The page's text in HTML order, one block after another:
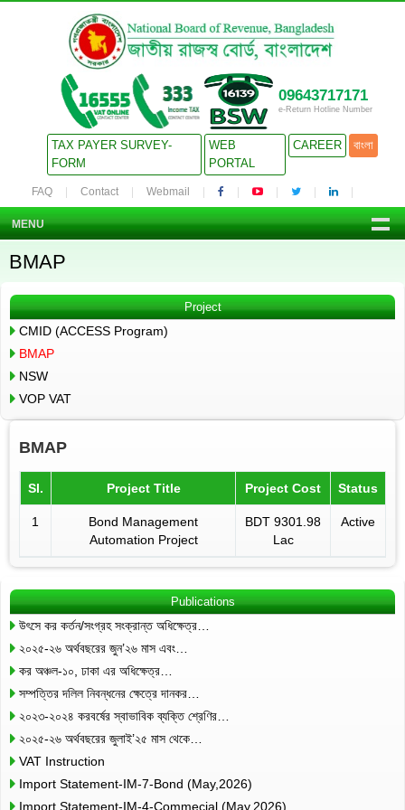
09643717171
e-Return Hotline Number
TAX PAYER SURVEY-
FORM
WEB
PORTAL
CAREER বাংলা
FAQ Contact Webmail
MENU
BMAP
Project
CMID (ACCESS Program)
BMAP
NSW
VOP VAT
BMAP
Sl. Project Title Project Cost Status
1
Bond Management
Automation Project
BDT 9301.98
Lac
Active
Publications
উৎসে কর কর্তন/সংগ্রহ সংক্রান্ত অধিক্ষেত্র…
২০২৫-২৬ অর্থবছরের জুন’২৬ মাস এবং…
কর অঞ্চল-১০, ঢাকা এর অধিক্ষেত্র…
সম্পত্তির দলিল নিবন্ধনের ক্ষেত্রে দানকর…
২০২৩-২০২৪ করবর্ষের স্বাভাবিক ব্যক্তি শ্রেণির…
২০২৫-২৬ অর্থবছরের জুলাই’২৫ মাস থেকে…
VAT Instruction
Import Statement-IM-7-Bond (May,2026)
Import Statement-IM-4-Commecial (May,2026)